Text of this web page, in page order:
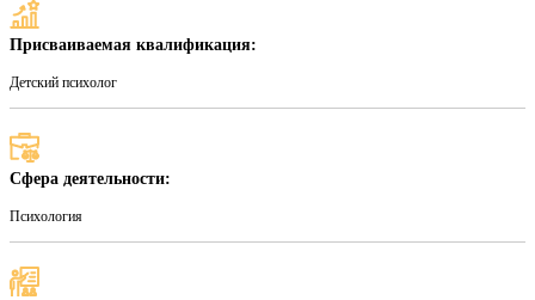
Присваиваемая квалификация:
Детский психолог
Сфера деятельности:
Психология